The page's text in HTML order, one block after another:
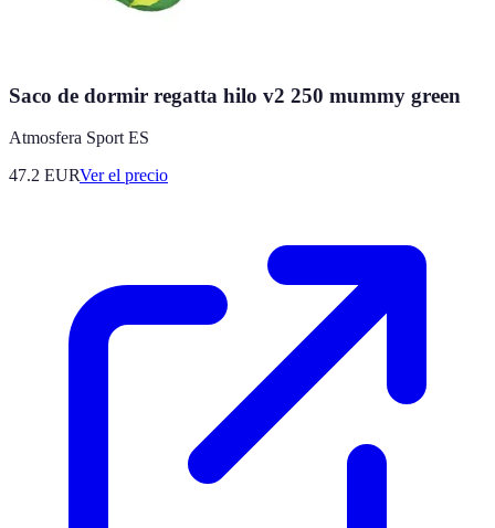
Saco de dormir regatta hilo v2 250 mummy green
Atmosfera Sport ES
47.2 EURVer el precio